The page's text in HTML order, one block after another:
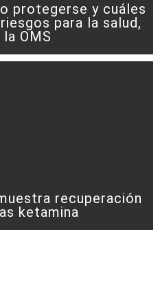
protegerse y cuáles
para la salud,
OMS
recuperación
ketamina